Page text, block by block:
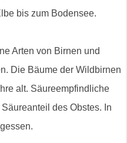
bis zum Bodensee.
Arten von Birnen und
Die Bäume der Wildbirnen
alt. Säureempfindliche
des Obstes. In